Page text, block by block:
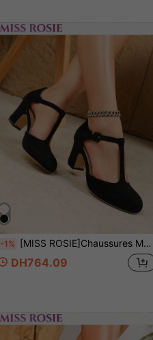
-1% [MISS ROSIE]Chaussures Mary Jane élégantes et à la mode, bout rond, talon épais, empeigne basse, décoration nœud, suède, talons hauts, fermeture à crochet et boucle, faciles à porter, convenant pour fête/mariage/Noël/trajet bureau/automne hiver
DH764.09